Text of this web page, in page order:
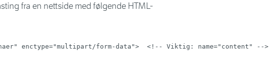
fra en nettside med følgende HTML-
" enctype="multipart/form-data "> <!-- Viktig: name="content" -->